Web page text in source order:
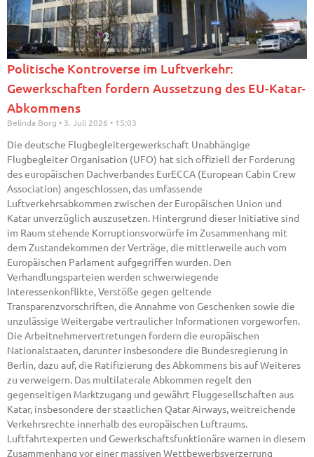
Politische Kontroverse im Luftverkehr:
Gewerkschaften fordern Aussetzung des EU-Katar-
Abkommens
Belinda Borg 3. Juli 2026 15:03
Die deutsche Flugbegleitergewerkschaft Unabhängige
Flugbegleiter Organisation (UFO) hat sich offiziell der Forderung
des europäischen Dachverbandes EurECCA (European Cabin Crew
Association) angeschlossen, das umfassende
Luftverkehrsabkommen zwischen der Europäischen Union und
Katar unverzüglich auszusetzen. Hintergrund dieser Initiative sind
im Raum stehende Korruptionsvorwürfe im Zusammenhang mit
dem Zustandekommen der Verträge, die mittlerweile auch vom
Europäischen Parlament aufgegriffen wurden. Den
Verhandlungsparteien werden schwerwiegende
Interessenkonflikte, Verstöße gegen geltende
Transparenzvorschriften, die Annahme von Geschenken sowie die
unzulässige Weitergabe vertraulicher Informationen vorgeworfen.
Die Arbeitnehmervertretungen fordern die europäischen
Nationalstaaten, darunter insbesondere die Bundesregierung in
Berlin, dazu auf, die Ratifizierung des Abkommens bis auf Weiteres
zu verweigern. Das multilaterale Abkommen regelt den
gegenseitigen Marktzugang und gewährt Fluggesellschaften aus
Katar, insbesondere der staatlichen Qatar Airways, weitreichende
Verkehrsrechte innerhalb des europäischen Luftraums.
Luftfahrtexperten und Gewerkschaftsfunktionäre warnen in diesem
Zusammenhang vor einer massiven Wettbewerbsverzerrung